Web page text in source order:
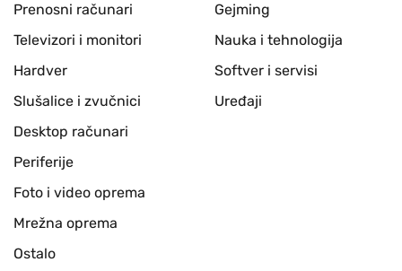
Prenosni računari
Televizori i monitori
Hardver
Slušalice i zvučnici
Desktop računari
Periferije
Foto i video oprema
Mrežna oprema
Ostalo
Gejming
Nauka i tehnologija
Softver i servisi
Uređaji